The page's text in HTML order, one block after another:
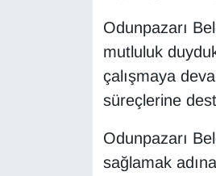
Odunpazarı
mutluluk
çalışmaya
süreçlerine
Odunpazarı
sağlamak